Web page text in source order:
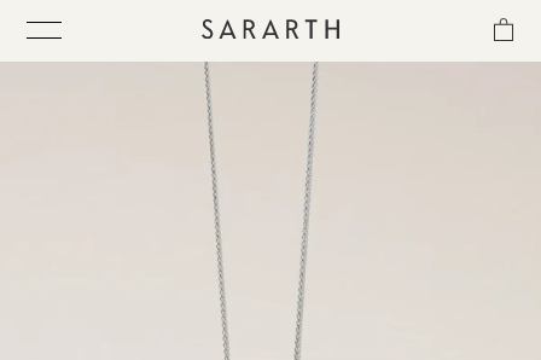
ス
COLLECTION
QUICK DELIVERY